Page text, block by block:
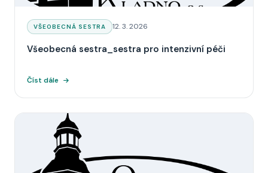
KATEGORIE:
VŠEOBECNÁ SESTRA Datum:
12. 3. 2026
Všeobecná sestra_sestra pro intenzivní péči
Číst dále